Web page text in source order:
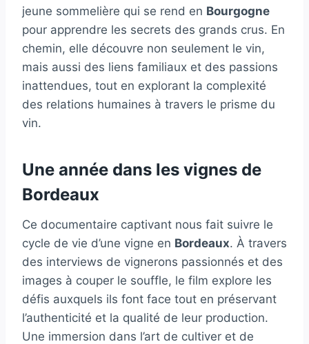
jeune sommelière qui se rend en Bourgogne
pour apprendre les secrets des grands crus. En
chemin, elle découvre non seulement le vin,
mais aussi des liens familiaux et des passions
inattendues, tout en explorant la complexité
des relations humaines à travers le prisme du
vin.
Une année dans les vignes de
Bordeaux
Ce documentaire captivant nous fait suivre le
cycle de vie d’une vigne en Bordeaux. À travers
des interviews de vignerons passionnés et des
images à couper le souffle, le film explore les
défis auxquels ils font face tout en préservant
l’authenticité et la qualité de leur production.
Une immersion dans l’art de cultiver et de